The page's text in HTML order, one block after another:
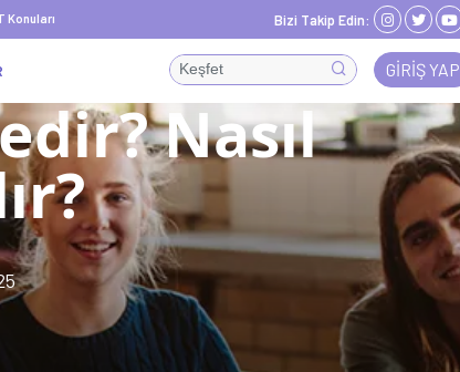
Konuları Bizi Takip Edin:
GIRIŞ YAP
Nasıl